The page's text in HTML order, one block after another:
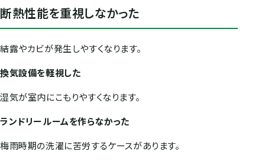
断熱性能を重視しなかった
結露やカビが発生しやすくなります。
換気設備を軽視した
湿気が室内にこもりやすくなります。
ランドリールームを作らなかった
梅雨時期の洗濯に苦労するケースがあります。